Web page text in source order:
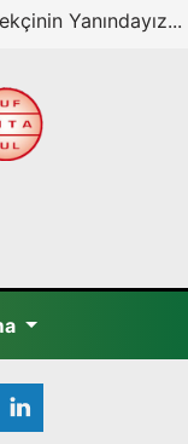
Yanındayız...